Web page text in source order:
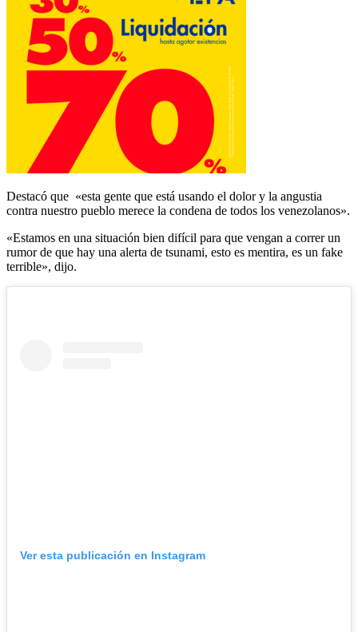
Destacó que «esta gente que está usando el dolor y la angustia
contra nuestro pueblo merece la condena de todos los venezolanos».
«Estamos en una situación bien difícil para que vengan a correr un
rumor de que hay una alerta de tsunami, esto es mentira, es un fake
terrible», dijo.
Ver esta publicación en Instagram